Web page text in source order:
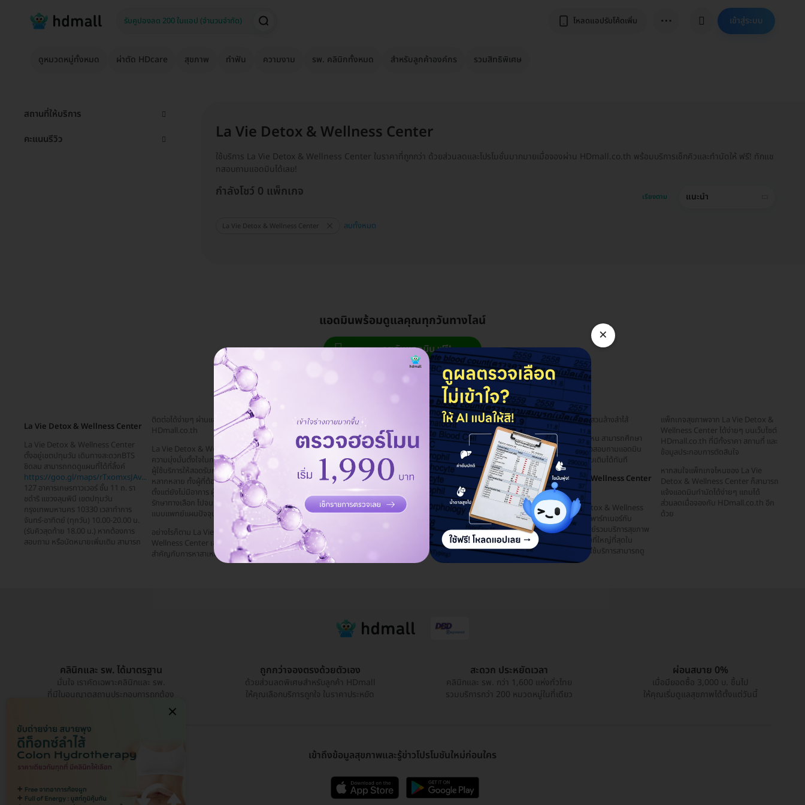
โหลดแอปรับโค้ดเพิ่ม ⋯ เข้าสู่ระบบ
ดูหมวดหมู่ทั้งหมด ผ่าตัด HDcare สุขภาพ ทำฟัน ความงาม รพ. คลินิกทั้งหมด สำหรับลูกค้าองค์กร รวมสิทธิพิเศษ
สถานที่ให้บริการ
คะแนนรีวิว
La Vie Detox & Wellness Center
ใช้บริการ La Vie Detox & Wellness Center ในราคาที่ถูกกว่า ด้วยส่วนลดและโปรโมชั่นมากมายเมื่อจองผ่าน HDmall.co.th พร้อมบริการเช็กคิวและทำนัดให้ ฟรี! ทักแช
ทสอบถามแอดมินได้เลย!
เรียงตาม แนะนำ
กำลังโชว์ 0 แพ็กเกจ
La Vie Detox & Wellness Center ลบทั้งหมด
แอดมินพร้อมดูแลคุณทุกวันทางไลน์
คุยกับแอดมิน ฟรี!
La Vie Detox & Wellness Center
La Vie Detox & Wellness Center
ตั้งอยู่เขตปทุมวัน เดินทางสะดวกBTS
ชิดลม สามารถกดดูแผนที่ได้ที่ลิ้งค์
https://goo.gl/maps/rTxomxsJAv...
127​ อาคาร​เกษร​ทาวเวอร์ ​ชั้น​ 11 ถ. รา​
ชดำริ​ แขวง​ลุมพินี​ เขต​ปทุมวัน​
กรุงเทพมหานคร 10330 เวลาทำการ
จันทร์-อาทิตย์ (ทุกวัน) 10.00​-20.00 น.
(รับคิวสุดท้าย 18.00 น.) หากต้องการ
สอบถาม หรือนัดหมายเพิ่มเติม สามารถ
ติดต่อได้ง่ายๆ ผ่านแอดมินของ
HDmall.co.th
La Vie Detox & Wellness Center มี
ความมุ่งมั่นตั้งใจในการดูแลสุขภาพของ
ผู้ใช้บริการให้สอดรับกับความต้องการที่
หลากหลาย ทั้งผู้ที่ต้องการตรวจร่างกาย
ตั้งแต่ยังไม่มีอาการ ผู้ที่กำลังมองหาการ
รักษาทางเลือก ไปจนถึงการรักษาตาม
แบบแพทย์แผนปัจจุบัน
อย่างไรก็ตาม La Vie Detox &
Wellness Center เองก็ยังให้ความ
สำคัญกับการหาสาเหตุของปัญหา
สุขภาพ มากกว่าการรักษาตามอาการ
เพียงอย่างเดียว เพื่อให้ผู้ใช้บริการได้รับ
สิ่งที่เหมาะสมและสอดคล้องกับความ
ต้องการของตนเอง นอกจากนี้ La Vie
Detox & Wellness Center ยังดูแลผู้
ใช้บริการด้วยความใส่ใจ และเทคโนโลยี
การแพทย์ใหม่ๆ อยู่เสมอ โดย La Vie
Detox & Wellness Center หวังว่าจะ
เป็นส่วนหนึ่งในการช่วยให้ผู้ใช้บริการมี
สุขภาพดียิ่งขึ้น
บริการจาก La Vie Detox &
Wellness Center
บริการจาก La Vie Detox & Wellness
Center มีให้เลือกหลากหลายตั้งแต่
ต้นน้ำไปจนปลายน้ำ แม้จะไม่มีอาการใดๆ
ก็สามารถดูแลสุขภาพได้ด้วยแพ็กเกจ
ต่างๆ ของเรา เพราะเราเข้าใจว่าความ
ต้องการของผู้ใช้บริการแตกต่างกัน
ตัวอย่างแพ็กเกจจาก La Vie Detox &
Wellness Center ที่สามารถจองคิวได้
ผ่าน HDmall.co.th เช่น
ตรวจปริมาณภูมิคุ้มกันต่อเชื้อ
ไวรัส COVID-19
ให้วิตามินทางหลอดเลือด
ทำ Detox สวนล้างลำไส้
หากสนใจแพ็กเกจไหน สามารถศึกษา
ข้อมูลได้บนเว็บ หรือสอบถามแอดมิน
HDmall.co.th เพิ่มเติมได้ทันที
La Vie Detox & Wellness Center
x HDmall.co.th
ปัจจุบัน La Vie Detox & Wellness
Center ได้ร่วมเป็นพาร์ทเนอร์กับ
HDmall.co.th ศูนย์รวมบริการสุขภาพ
ทำฟัน และความงามที่ใหญ่ที่สุดใน
ประเทศไทย ทำให้ผู้ใช้บริการสามารถดู
แพ็กเกจสุขภาพจาก La Vie Detox &
Wellness Center ได้ง่ายๆ บนเว็บไซต์
HDmall.co.th ที่มีทั้งราคา สถานที่ และ
ข้อมูลประกอบการตัดสินใจ
หากสนใจแพ็กเกจไหนของ La Vie
Detox & Wellness Center ก็สามารถ
แจ้งแอดมินทำนัดได้ง่ายๆ แถมได้
ส่วนลดเมื่อจองกับ HDmall.co.th อีก
ด้วย
คลินิกและ รพ. ได้มาตรฐาน
มั่นใจ เราคัดเฉพาะคลินิกและ รพ.
ที่มีใบอนุญาตสถานประกอบการถูกต้อง
ถูกกว่าจองตรงด้วยตัวเอง
ด้วยส่วนลดพิเศษสำหรับลูกค้า HDmall
ให้คุณเลือกบริการถูกใจ ในราคาประหยัด
สะดวก ประหยัดเวลา
คลินิกและ รพ. กว่า 1,600 แห่งทั่วไทย
รวมบริการกว่า 200 หมวดหมู่ในที่เดียว
ผ่อนสบาย 0%
เมื่อมียอดซื้อ 3,000 บ. ขึ้นไป
ให้คุณเริ่มดูแลสุขภาพได้ตั้งแต่วันนี้
เข้าถึงข้อมูลสุขภาพและรู้ข่าวโปรโมชันใหม่ก่อนใคร
×